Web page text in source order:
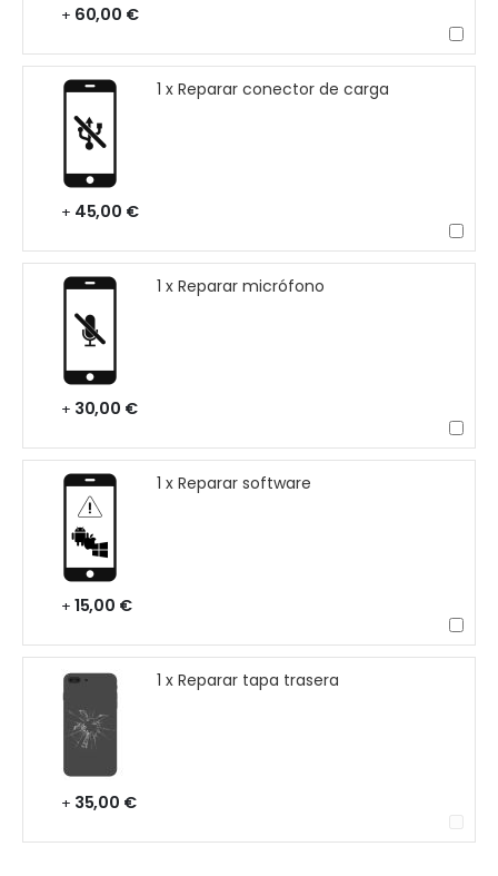
+ 60,00 €
1 x Reparar conector de carga
+ 45,00 €
1 x Reparar micrófono
+ 30,00 €
1 x Reparar software
+ 15,00 €
1 x Reparar tapa trasera
+ 35,00 €